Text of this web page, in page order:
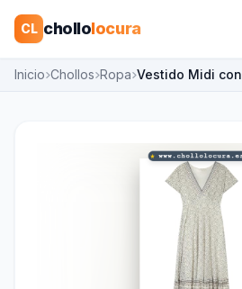
CL chollolocura
Inicio Chollos Ropa Vestido Midi